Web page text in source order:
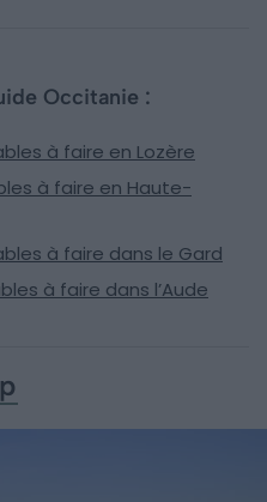
Occitanie :
à faire en Lozère
à faire en Haute-
à faire dans le Gard
à faire dans l’Aude